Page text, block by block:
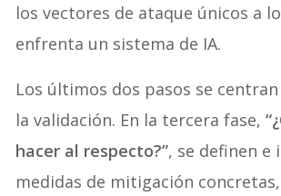
los vectores de ataque únicos a
enfrenta un sistema de IA.
Los últimos dos pasos se
la validación. En la tercera fase,
hacer al respecto?”, se definen e
medidas de mitigación